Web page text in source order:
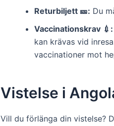
Returbiljett 🎫: Du
Vaccinationskrav 💉:
kan krävas vid
vaccinationer mot
Vistelse i
Vill du förlänga din vistelse?